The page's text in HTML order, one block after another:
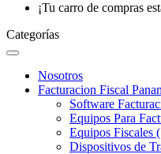
¡Tu carro de compras
Categorías
Nosotros
Facturacion Fiscal
Software
Equipos Para
Equipos Fiscales
Dispositivos de